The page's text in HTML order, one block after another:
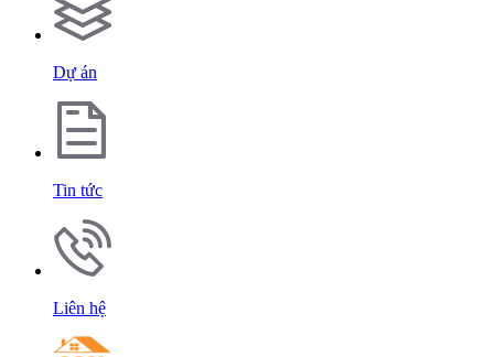
Dự án
Tin tức
Liên hệ